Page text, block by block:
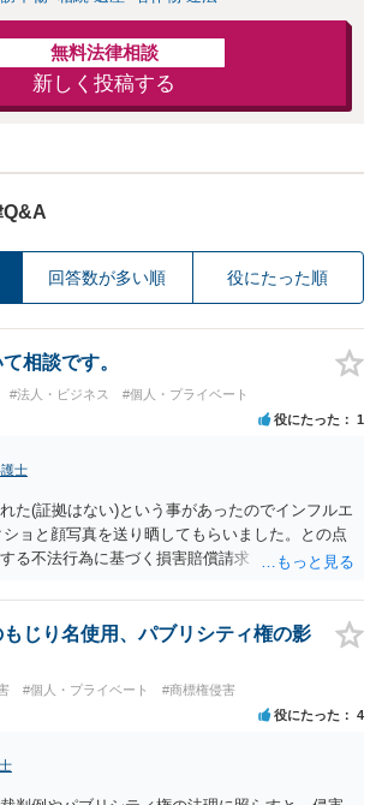
無料法律相談
新しく投稿する
Q&A
回答数が多い順 役にたった順
相談です。
#法人・ビジネス #個人・プライベート
役にたった 1
士
た(証拠はない)という事があったのでインフルエ
ョと顔写真を送り晒してもらいました。との点
る不法行為に基づく損害賠償請求（共同不法行
ているようで仕事が飛んだとのことでその分の
員の年間利益を請求すると言われています。」で
ならないかと思いますので、損害額で争っても
参考にしてください。
じり名使用、パブリシティ権の影
#個人・プライベート #商標権侵害
役にたった 4